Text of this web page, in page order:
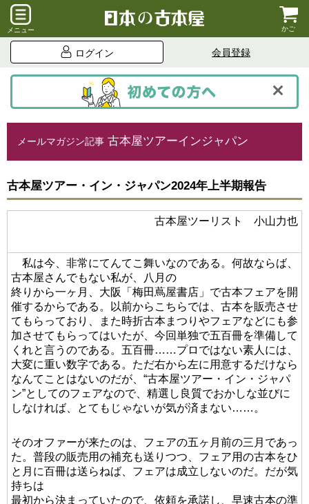
メニュー かご
ログイン 会員登録
メールマガジン記事 古本屋ツアーインジャパン
古本屋ツアー・イン・ジャパン2024年上半期報告
古本屋ツーリスト 小山力也
私は今、非常にてんてこ舞いなのである。何故ならば、
古本屋さんでもない私が、八月の
終りから一ヶ月、大阪「梅田蔦屋書店」で古本フェアを開
催するからである。以前からこちらでは、古本を販売させ
てもらっており、また時折古本まつりやフェアなどにも参
加させてもらってはいたが、今回単独で五百冊を準備して
くれと言うのである。五百冊……プロではない素人には、
大変に重い数字である。ただ右から左に用意するだけなら
なんてことはないのだが、“古本屋ツアー・イン・ジャパ
ン”としてのフェアなので、精選し良質でおかしな並びに
しなければ、とてもじゃないが気が済まない……。
そのオファーが来たのは、フェアの五ヶ月前の三月であっ
た。普段の販売用の補充も送りつつ、フェア用の古本をひ
と月に百冊は送らねば、フェアは成立しないのだ。だが気
持ちは
最初から決まっていたので、依頼を承諾し、早速古本の準